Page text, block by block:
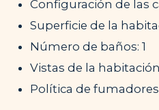
Configuración de las
Superficie de la
Número de baños: 1
Vistas de la
Política de